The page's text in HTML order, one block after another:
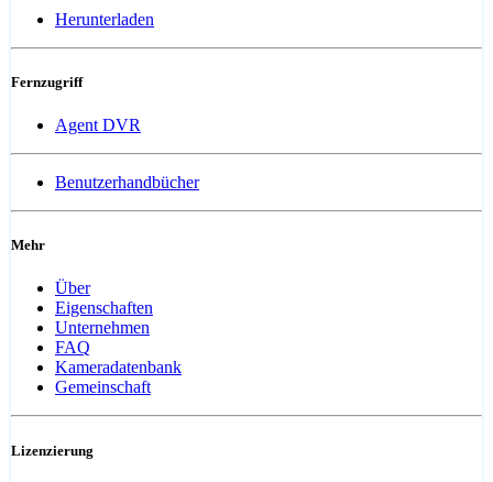
Herunterladen
Fernzugriff
Agent DVR
Benutzerhandbücher
Mehr
Über
Eigenschaften
Unternehmen
FAQ
Kameradatenbank
Gemeinschaft
Lizenzierung